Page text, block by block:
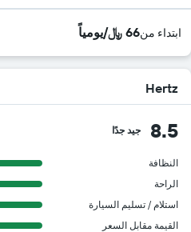
ابتداء من66 ﷼/يومياً
Hertz
8.5 جيد جدًا
النظافة
الراحة
استلام / تسليم السيارة
القيمة مقابل السعر